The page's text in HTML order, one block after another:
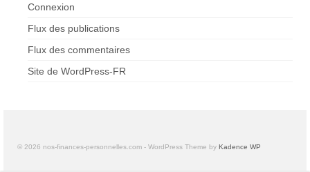
Connexion
Flux des publications
Flux des commentaires
Site de WordPress-FR
© 2026 nos-finances-personnelles.com - WordPress Theme by Kadence WP